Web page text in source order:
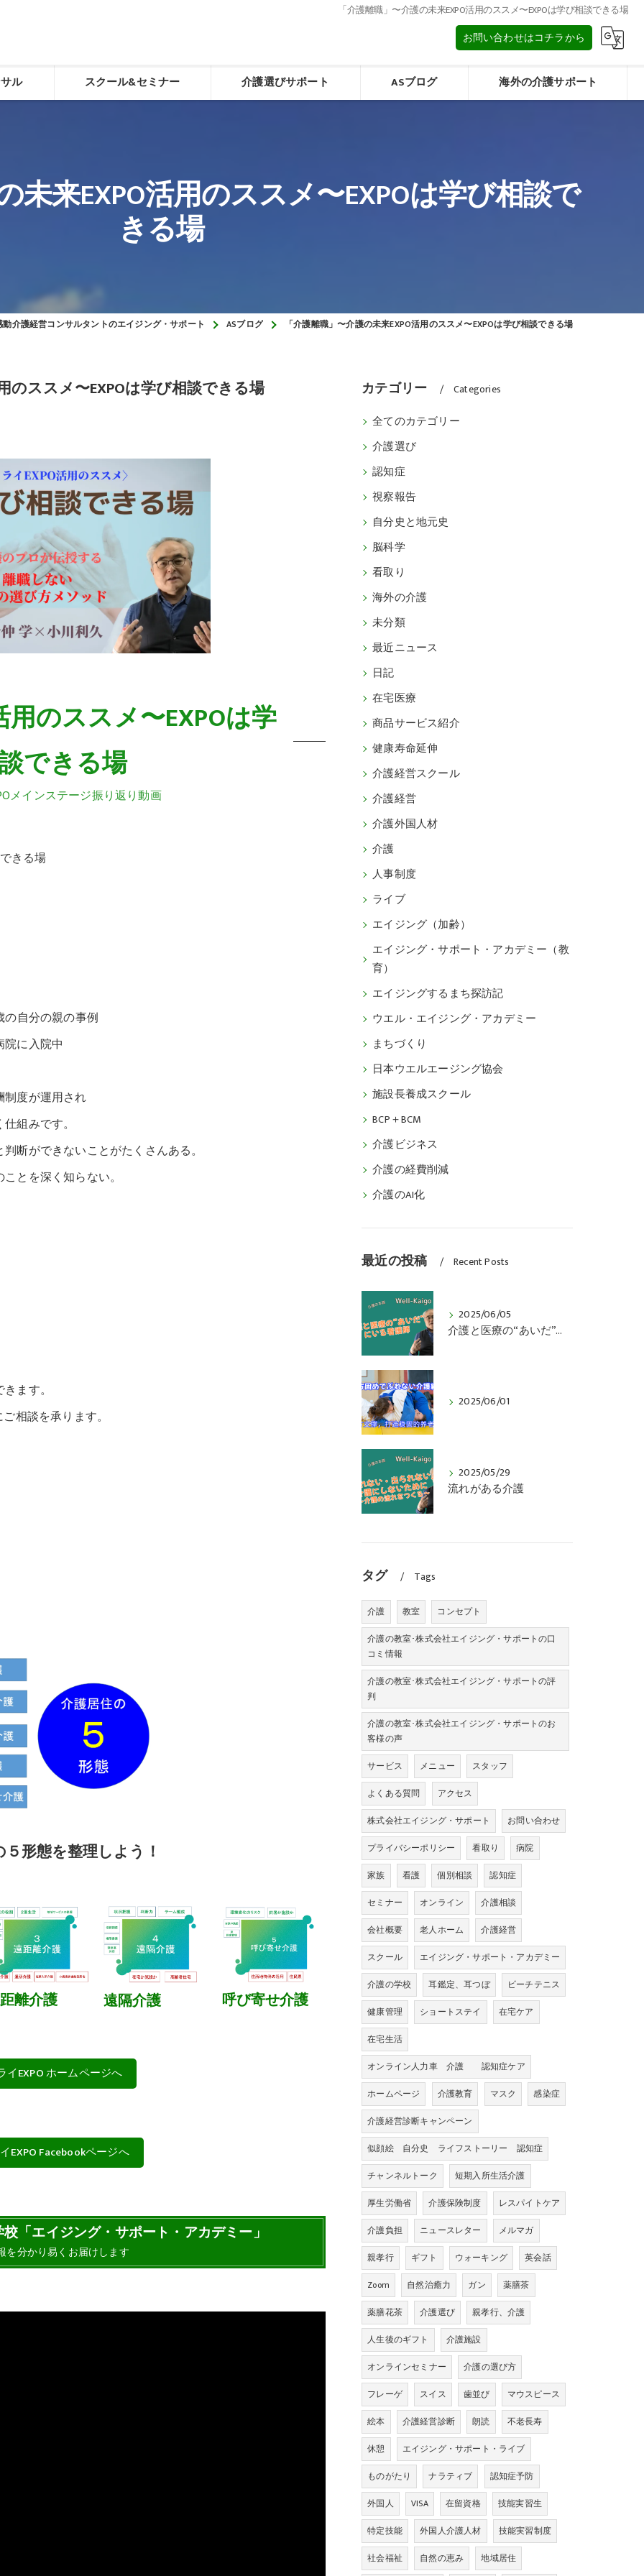
「介護離職」〜介護の未来EXPO活用のススメ〜EXPOは学び相談できる場
お問い合わせはコチラから
ル
べる力（誤嚥性肺炎予防）
り
スクール&セミナー
デイサービスやりくり講座「動画学習コース」
介護選びサポート ASブログ 海外の介護サポート
未来EXPO活用のススメ〜EXPOは学び相談で
きる場
動介護経営コンサルタントのエイジング・サポート ASブログ 「介護離職」〜介護の未来EXPO活用のススメ〜EXPOは学び相談できる場
のススメ〜EXPOは学び相談できる場
のススメ〜EXPOは学
できる場
メインステージ振り返り動画
きる場
自分の親の事例
に入院中
度が運用され
組みです。
断ができないことがたくさんある。
とを深く知らない。
ます。
相談を承ります。
形態を整理しよう！
離介護 遠隔介護 呼び寄せ介護
イEXPO ホームページへ
EXPO Facebookページへ
「エイジング・サポート・アカデミー」
を分かり易くお届けします
カテゴリー Categories
全てのカテゴリー
介護選び
認知症
視察報告
自分史と地元史
脳科学
看取り
海外の介護
未分類
最近ニュース
日記
在宅医療
商品サービス紹介
健康寿命延伸
介護経営スクール
介護経営
介護外国人材
介護
人事制度
ライブ
エイジング（加齢）
エイジング・サポート・アカデミー（教
育）
エイジングするまち探訪記
ウエル・エイジング・アカデミー
まちづくり
日本ウエルエージング協会
施設長養成スクール
BCP＋BCM
介護ビジネス
介護の経費削減
介護のAI化
最近の投稿 Recent Posts
2025/06/05
介護と医療の“あいだ”にいる看護師
2025/06/01
2025/05/29
流れがある介護
タグ Tags
介護 教室
コンセプト
介護の教室･株式会社エイジング・サポートの口
コミ情報
介護の教室･株式会社エイジング・サポートの評
判
介護の教室･株式会社エイジング・サポートのお
客様の声
サービス
メニュー
スタッフ
よくある質問
アクセス
株式会社エイジング・サポート
お問い合わせ
プライバシーポリシー
看取り
病院
家族
看護 個別相談
認知症
セミナー
オンライン
介護相談
会社概要
老人ホーム
介護経営
スクール
エイジング・サポート・アカデミー
介護の学校
耳鑑定、耳つぼ
ビーチテニス
健康管理
ショートステイ
在宅ケア
在宅生活
オンライン人力車 介護 認知症ケア
ホームページ
介護教育 マスク
感染症
介護経営診断キャンペーン
似顔絵 自分史 ライフストーリー 認知症
チャンネルトーク
短期入所生活介護
厚生労働省
介護保険制度
レスパイトケア
介護負担
ニュースレター
メルマガ
親孝行
ギフト ウォーキング
英会話
Zoom
自然治癒力 ガン
薬膳茶
薬膳花茶
介護選び
親孝行、介護
人生後のギフト
介護施設
オンラインセミナー
介護の選び方
フレーゲ
スイス 歯並び
マウスピース
絵本
介護経営診断 朗読
不老長寿
休憩
エイジング・サポート・ライブ
ものがたり
ナラティブ
認知症予防
外国人
VISA 在留資格
技能実習生
特定技能
外国人介護人材
技能実習制度
社会福祉
自然の恵み 地域居住